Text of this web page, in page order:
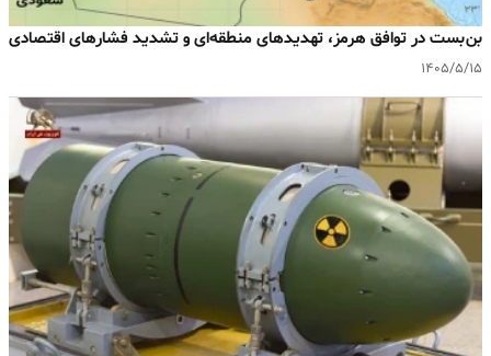
بن‌بست در توافق هرمز، تهدیدهای منطقه‌ای و تشدید فشارهای اقتصادی
۱۴۰۵/۵/۱۵